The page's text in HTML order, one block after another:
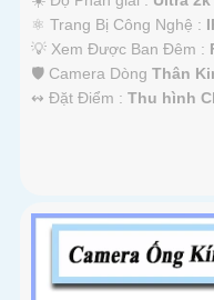
⚛️ Trang Bị Công Nghệ :
💡 Xem Được Ban Đêm :
🛡 Camera Dòng Thân
️↭ Đặt Điểm : Thu hình